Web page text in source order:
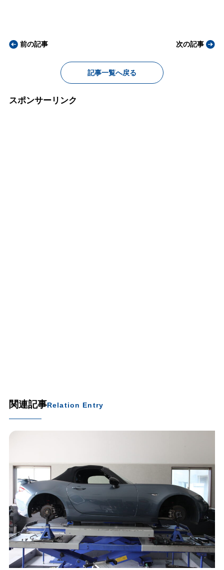
前の記事
記事一覧へ戻る
次の記事
スポンサーリンク
関連記事Relation Entry